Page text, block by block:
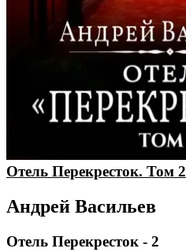
Отель Перекресток. Том 2
Андрей Васильев
Отель Перекресток - 2